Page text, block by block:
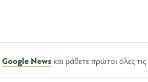
Google Newsκαι μάθετε πρώτοι όλες τις